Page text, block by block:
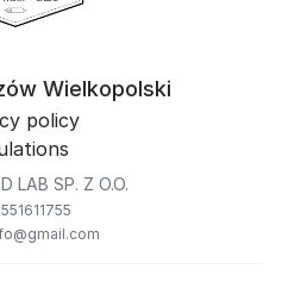
Wielkopolski
policy
LAB SP. Z O.O.